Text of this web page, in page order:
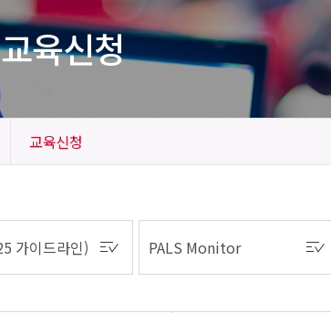
교육신청
교육신청